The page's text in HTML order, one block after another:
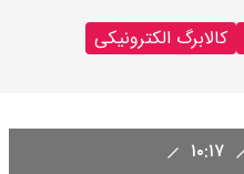
کالابرگ الکترونیکی